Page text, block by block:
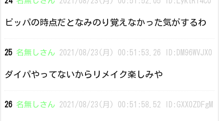
ビッパの時点だとなみのり覚えなかった気がするわ
25 名無しさん 2021/08/23(月) 00:51:53.26 ID:DM96WVJX0
ダイパやってないからリメイク楽しみや
26 名無しさん 2021/08/23(月) 00:51:58.52 ID:GXX0ZDFgM